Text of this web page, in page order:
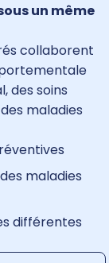
un même
collaborent
des soins
maladies
maladies
différentes